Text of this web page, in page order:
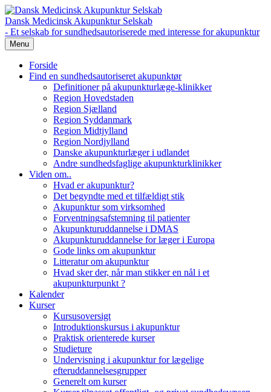
Dansk Medicinsk Akupunktur Selskab
- Et selskab for sundhedsautoriserede med interesse for akupunktur
Menu
Forside
Find en sundhedsautoriseret akupunktør
Definitioner på akupunkturlæge-klinikker
Region Hovedstaden
Region Sjælland
Region Syddanmark
Region Midtjylland
Region Nordjylland
Danske akupunkturlæger i udlandet
Andre sundhedsfaglige akupunkturklinikker
Viden om..
Hvad er akupunktur?
Det begyndte med et tilfældigt stik
Akupunktur som virksomhed
Forventningsafstemning til patienter
Akupunkturuddannelse i DMAS
Akupunkturuddannelse for læger i Europa
Gode links om akupunktur
Litteratur om akupunktur
Hvad sker der, når man stikker en nål i et
akupunkturpunkt ?
Kalender
Kurser
Kursusoversigt
Introduktionskursus i akupunktur
Praktisk orienterede kurser
Studieture
Undervisning i akupunktur for lægelige
efteruddannelsesgrupper
Generelt om kurser